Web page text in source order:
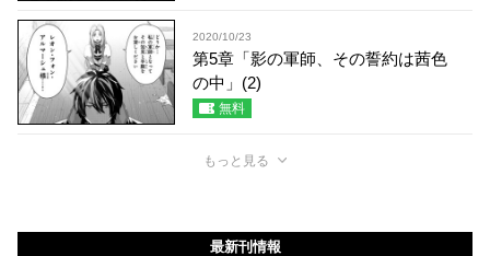
2020/10/23
第5章「影の軍師、その誓約は茜色
の中」(2)
無料
もっと見る
最新刊情報